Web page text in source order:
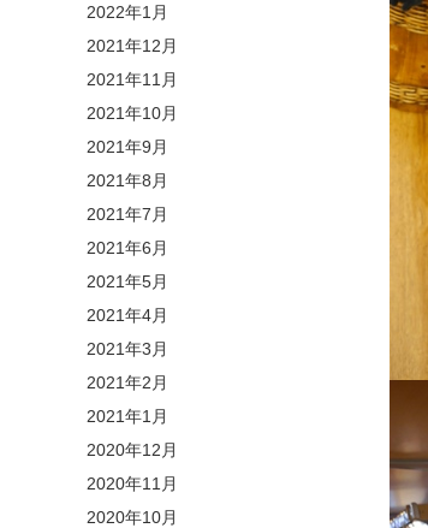
2022年1月
2021年12月
2021年11月
2021年10月
2021年9月
2021年8月
2021年7月
2021年6月
2021年5月
2021年4月
2021年3月
2021年2月
2021年1月
2020年12月
2020年11月
2020年10月